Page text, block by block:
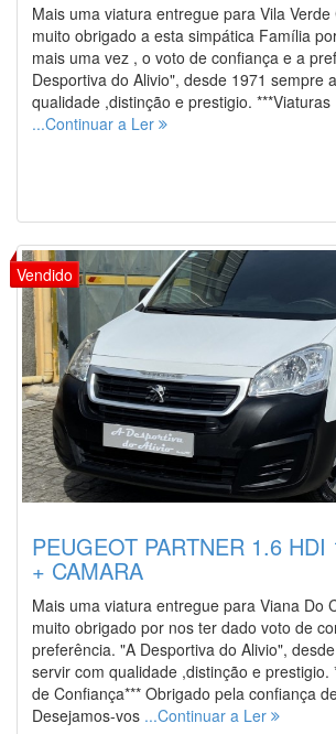
Mais uma viatura entregue para Vila Verde
muito obrigado a esta simpática Família
mais uma vez , o voto de confiança e a
Desportiva do Alivio", desde 1971 sempre
qualidade ,distinção e prestigio. ***Viaturas
...Continuar a Ler
PEUGEOT PARTNER 1.6
+ CAMARA
Mais uma viatura entregue para Viana Do
muito obrigado por nos ter dado voto de
preferência. "A Desportiva do Alivio",
servir com qualidade ,distinção e prestigio.
de Confiança*** Obrigado pela confiança
Desejamos-vos ...Continuar a Ler